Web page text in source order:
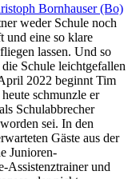
Bornhauser (Bo)
weder Schule noch
und eine so klare
lassen. Und so
Schule leichtgefallen
2022 beginnt Tim
schmunzle er
Schulabbrecher
sei. In den
Gäste aus der
Junioren-
Assistenztrainer und